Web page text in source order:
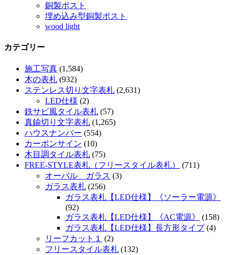
銅製ポスト
埋め込み型銅製ポスト
wood light
カテゴリー
施工写真 (1,584)
木の表札 (932)
ステンレス切り文字表札 (2,631)
LED仕様 (2)
鉄サビ風タイル表札 (57)
真鍮切り文字表札 (1,265)
ハウスナンバー (554)
カーボンサイン (10)
木目調タイル表札 (75)
FREE-STYLE表札（フリースタイル表札）
(711)
オーバル ガラス (3)
ガラス表札 (256)
ガラス表札【LED仕様】《ソーラー電源》
(92)
ガラス表札【LED仕様】《AC電源》
(158)
ガラス表札【LED仕様】長方形タイプ(4)
リーフカット１
(2)
フリースタイル表札 (132)